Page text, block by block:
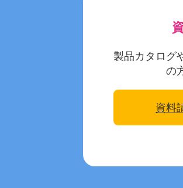
製品カタログ
の
資料